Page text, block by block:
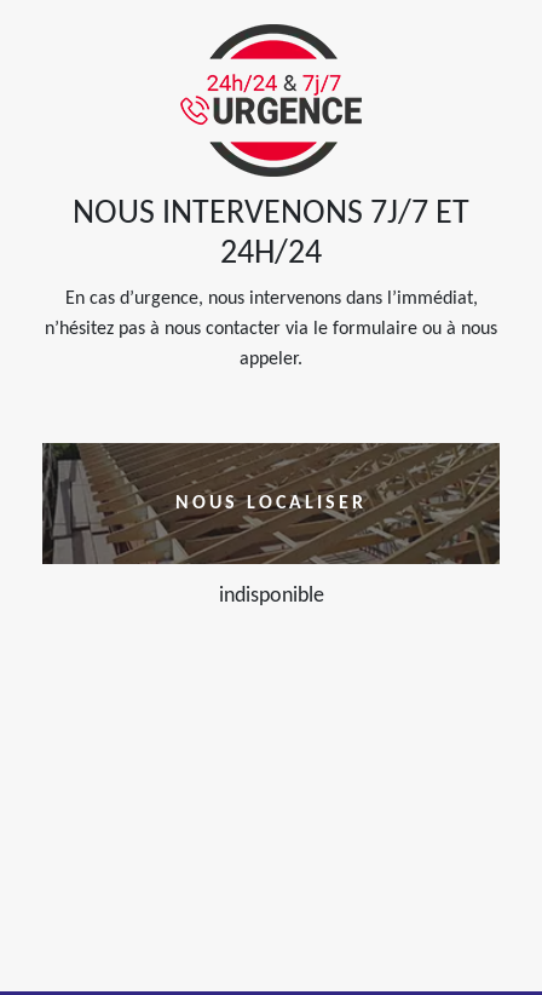
NOUS INTERVENONS 7J/7 ET
24H/24
En cas d’urgence, nous intervenons dans l’immédiat,
n’hésitez pas à nous contacter via le formulaire ou à nous
appeler.
NOUS LOCALISER
indisponible